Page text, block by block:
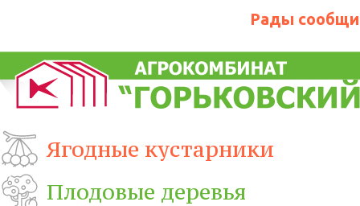
Рады
Ягодные кустарники
Плодовые деревья